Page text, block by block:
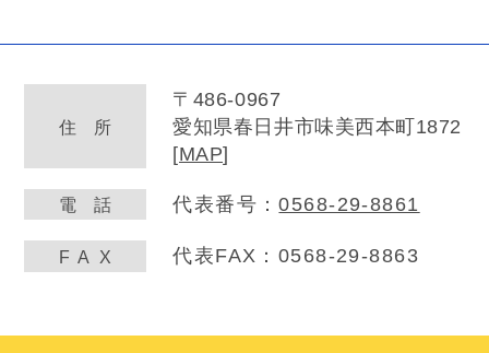
住 所
〒486-0967
愛知県春日井市味美西本町1872
[MAP]
電話 代表番号：0568-29-8861
FA X 代表FAX：0568-29-8863